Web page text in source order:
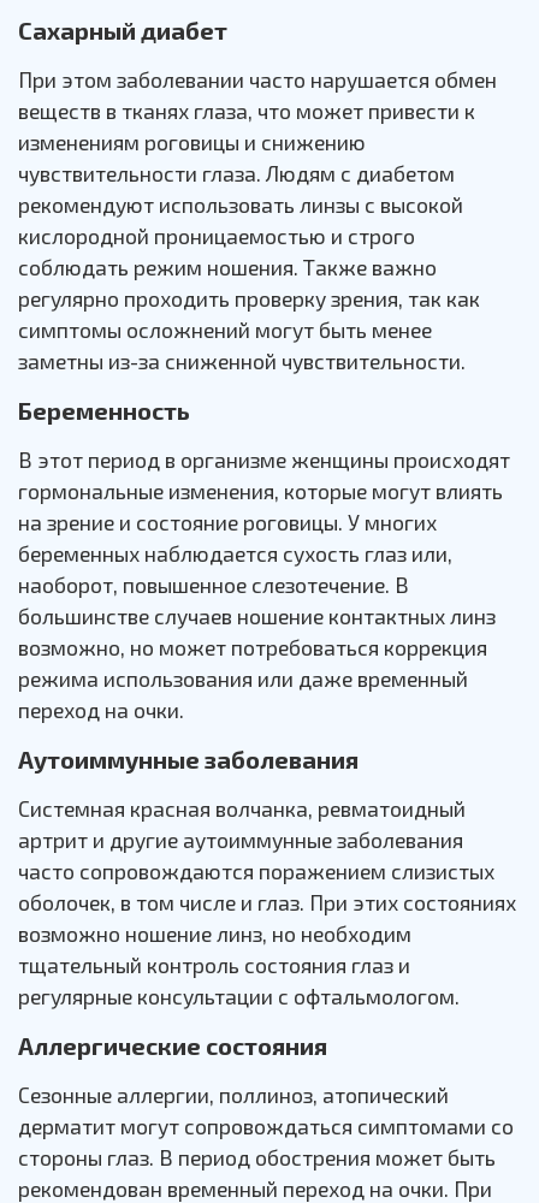
Сахарный диабет
При этом заболевании часто нарушается обмен
веществ в тканях глаза, что может привести к
изменениям роговицы и снижению
чувствительности глаза. Людям с диабетом
рекомендуют использовать линзы с высокой
кислородной проницаемостью и строго
соблюдать режим ношения. Также важно
регулярно проходить проверку зрения, так как
симптомы осложнений могут быть менее
заметны из-за сниженной чувствительности.
Беременность
В этот период в организме женщины происходят
гормональные изменения, которые могут влиять
на зрение и состояние роговицы. У многих
беременных наблюдается сухость глаз или,
наоборот, повышенное слезотечение. В
большинстве случаев ношение контактных линз
возможно, но может потребоваться коррекция
режима использования или даже временный
переход на очки.
Аутоиммунные заболевания
Системная красная волчанка, ревматоидный
артрит и другие аутоиммунные заболевания
часто сопровождаются поражением слизистых
оболочек, в том числе и глаз. При этих состояниях
возможно ношение линз, но необходим
тщательный контроль состояния глаз и
регулярные консультации с офтальмологом.
Аллергические состояния
Сезонные аллергии, поллиноз, атопический
дерматит могут сопровождаться симптомами со
стороны глаз. В период обострения может быть
рекомендован временный переход на очки. При